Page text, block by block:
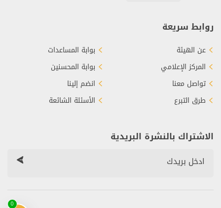
0
روابط سريعة
عن الهيئة
المركز الإعلامي
تواصل معنا
طرق التبرع
بوابة المساعدات
بوابة المحسنين
انضم إلينا
الأسئلة الشائعة
الاشتراك بالنشرة البريدية